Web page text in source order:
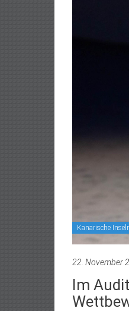
Kanarische
22. November
Im